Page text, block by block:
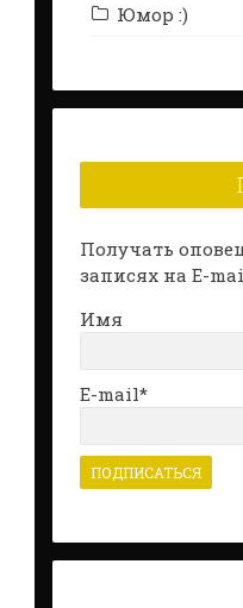
Юмор :)
Получать
записях на E-
Имя
E-mail*